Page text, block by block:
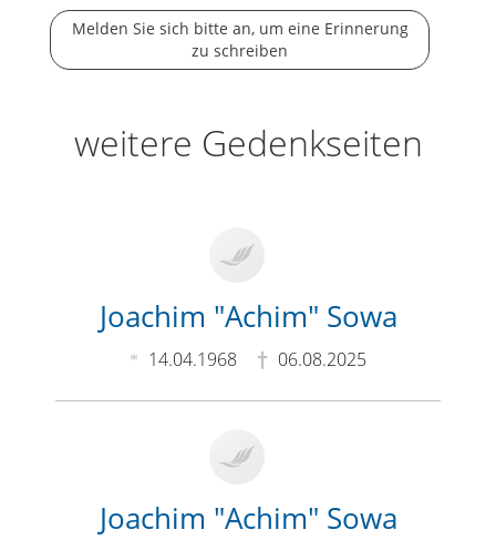
Melden Sie sich bitte an, um eine Erinnerung
zu schreiben
weitere Gedenkseiten
Joachim "Achim" Sowa
14.04.1968 06.08.2025
Joachim "Achim" Sowa